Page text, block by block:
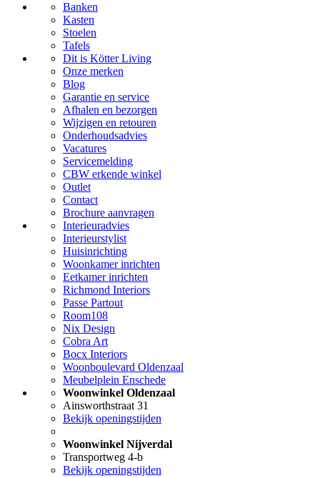
Banken
Kasten
Stoelen
Tafels
Dit is Kötter Living
Onze merken
Blog
Garantie en service
Afhalen en bezorgen
Wijzigen en retouren
Onderhoudsadvies
Vacatures
Servicemelding
CBW erkende winkel
Outlet
Contact
Brochure aanvragen
Interieuradvies
Interieurstylist
Huisinrichting
Woonkamer inrichten
Eetkamer inrichten
Richmond Interiors
Passe Partout
Room108
Nix Design
Cobra Art
Bocx Interiors
Woonboulevard Oldenzaal
Meubelplein Enschede
Woonwinkel Oldenzaal
Ainsworthstraat 31
Bekijk openingstijden
Woonwinkel Nijverdal
Transportweg 4-b
Bekijk openingstijden